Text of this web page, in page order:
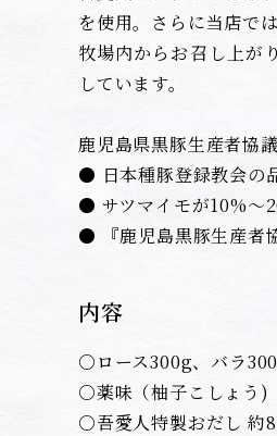
を使用。さらに当店で
牧場内からお召し上が
しています。
鹿児島県黒豚生産者協
● 日本種豚登録教会の
● サツマイモが10%～
● 『鹿児島黒豚生産者
内容
○ロース300g、バラ
○薬味（柚子こしょう)
○吾愛人特製おだし 約